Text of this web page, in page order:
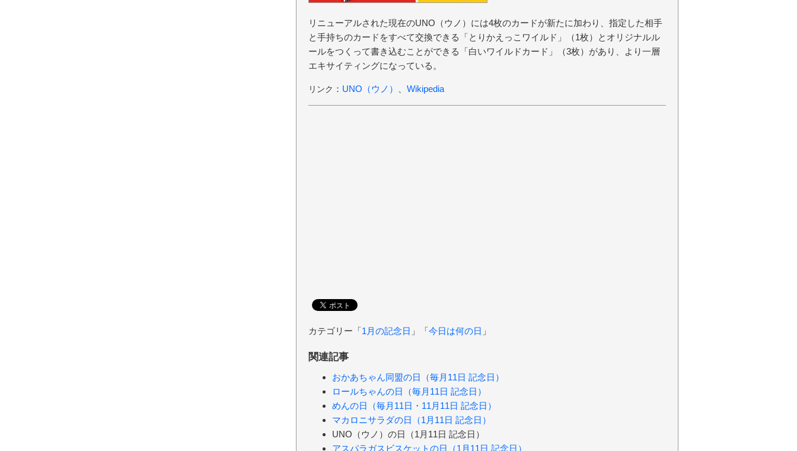
リニューアルされた現在のUNO（ウノ）には4枚のカードが新たに加わり、指定した相手
と手持ちのカードをすべて交換できる「とりかえっこワイルド」（1枚）とオリジナルル
ールをつくって書き込むことができる「白いワイルドカード」（3枚）があり、より一層
エキサイティングになっている。
リンク ： UNO（ウノ） Wikipedia
カテゴリー「1月の記念日 」「今日は何の日 」
関連記事
おかあちゃん同盟の日（毎月11日 記念日）
ロールちゃんの日（毎月11日 記念日）
めんの日（毎月11日・11月11日 記念日）
マカロニサラダの日（1月11日 記念日）
UNO（ウノ）の日（1月11日 記念日）
アスパラガスビスケットの日（1月11日 記念日）